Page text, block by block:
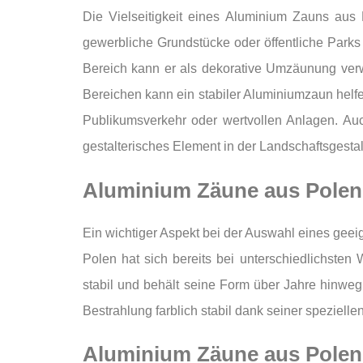
Die Vielseitigkeit eines Aluminium Zauns
gewerbliche Grundstücke oder öffentliche
Bereich kann er als dekorative Umzäunung
Bereichen kann ein stabiler Aluminiumzaun
Publikumsverkehr oder wertvollen Anlagen.
gestalterisches Element in der
Aluminium Zäune aus
Ein wichtiger Aspekt bei der Auswahl eines
Polen hat sich bereits bei unterschiedlichsten
stabil und behält seine Form über Jahre
Bestrahlung farblich stabil dank seiner
Aluminium Zäune aus